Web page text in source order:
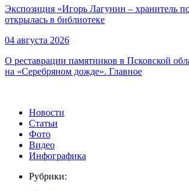
Экспозиция «Игорь Лагунин – хранитель
открылась в библиотеке
04 августа 2026
О реставрации памятников в Псковской
на «Серебряном дожде». Главное
Новости
Статьи
Фото
Видео
Инфографика
Рубрики: